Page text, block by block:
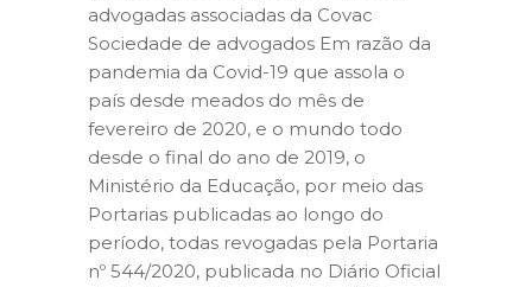
advogadas associadas da Covac
Sociedade de advogados Em razão da
pandemia da Covid-19 que assola o
país desde meados do mês de
fevereiro de 2020, e o mundo todo
desde o final do ano de 2019, o
Ministério da Educação, por meio das
Portarias publicadas ao longo do
período, todas revogadas pela Portaria
nº 544/2020, publicada no Diário Oficial